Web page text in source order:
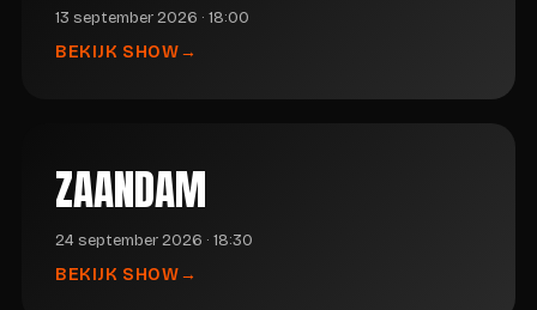
13 september 2026 · 18:00
BEKIJK SHOW
ZAANDAM
24 september 2026 · 18:30
BEKIJK SHOW